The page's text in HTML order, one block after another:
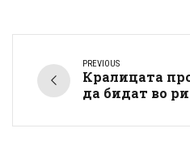
PREVIOUS
Кралицата
да бидат во